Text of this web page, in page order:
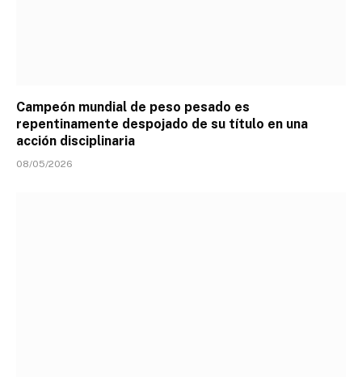
Campeón mundial de peso pesado es
repentinamente despojado de su título en una
acción disciplinaria
08/05/2026